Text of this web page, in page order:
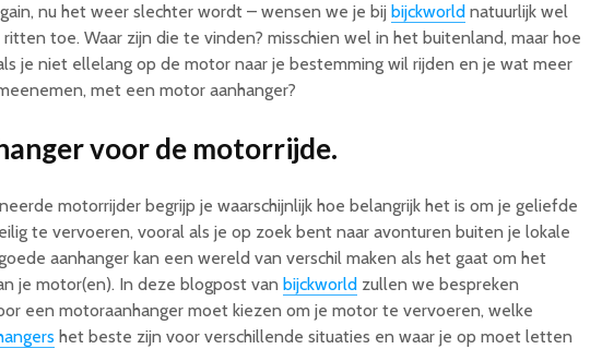
nu het weer slechter wordt – wensen we je bij bijckworld natuurlijk wel
toe. Waar zijn die te vinden? misschien wel in het buitenland, maar hoe
je niet ellelang op de motor naar je bestemming wil rijden en je wat meer
met een motor aanhanger?
voor de motorrijde.
motorrijder begrijp je waarschijnlijk hoe belangrijk het is om je geliefde
te vervoeren, vooral als je op zoek bent naar avonturen buiten je lokale
aanhanger kan een wereld van verschil maken als het gaat om het
je motor(en). In deze blogpost van bijckworld zullen we bespreken
een motoraanhanger moet kiezen om je motor te vervoeren, welke
het beste zijn voor verschillende situaties en waar je op moet letten